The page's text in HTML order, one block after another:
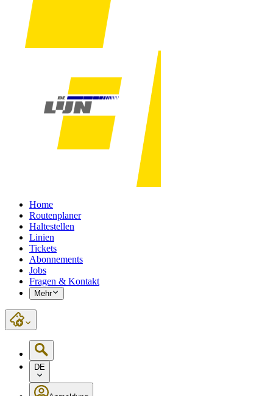
Home
Routenplaner
Haltestellen
Linien
Tickets
Abonnements
Jobs
Fragen & Kontakt
Mehr
DE